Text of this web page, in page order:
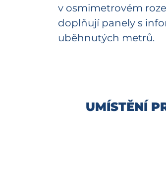
v osmimetrovém
doplňují panely s
uběhnutých metrů.
UMÍSTĚNÍ